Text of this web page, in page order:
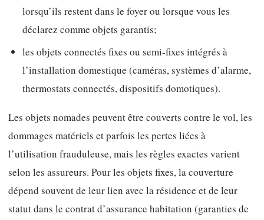
lorsqu’ils restent dans le foyer ou lorsque vous les
déclarez comme objets garantis;
les objets connectés fixes ou semi-fixes intégrés à
l’installation domestique (caméras, systèmes d’alarme,
thermostats connectés, dispositifs domotiques).
Les objets nomades peuvent être couverts contre le vol, les
dommages matériels et parfois les pertes liées à
l’utilisation frauduleuse, mais les règles exactes varient
selon les assureurs. Pour les objets fixes, la couverture
dépend souvent de leur lien avec la résidence et de leur
statut dans le contrat d’assurance habitation (garanties de